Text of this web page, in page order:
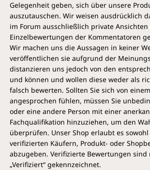
Gelegenheit geben, sich über unsere
auszutauschen. Wir weisen ausdrücklich
im Forum ausschließlich private
Einzelbewertungen der Kommentatoren
Wir machen uns die Aussagen in keiner
veröffentlichen sie aufgrund der
distanzieren uns jedoch von den
und können und wollen diese weder als
falsch bewerten. Sollten Sie sich von
angesprochen fühlen, müssen Sie
oder eine andere Person mit einer
Fachqualifikation hinzuziehen, um den
überprüfen. Unser Shop erlaubt es sowohl
verifizierten Käufern, Produkt- oder
abzugeben. Verifizierte Bewertungen sind
„Verifiziert“ gekennzeichnet.